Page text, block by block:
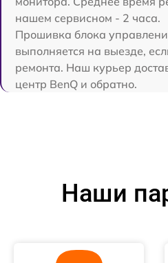
нашем сервисном - 2 часа.
Прошивка блока
выполняется на выезде,
ремонта. Наш курьер
центр BenQ и обратно.
Наши